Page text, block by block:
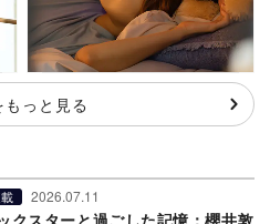
っと見る
2026.07.11
クスターと過ごした記憶：櫻井敦